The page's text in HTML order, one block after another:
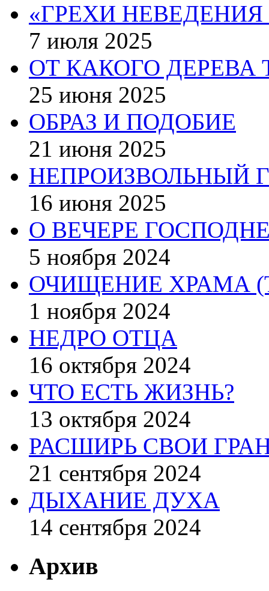
«ГРЕХИ
7 июля 2025
ОТ КАКОГО ДЕРЕВА
25 июня 2025
ОБРАЗ И ПОДОБИЕ
21 июня 2025
НЕПРОИЗВОЛЬНЫЙ
16 июня 2025
О ВЕЧЕРЕ
5 ноября 2024
ОЧИЩЕНИЕ ХРАМА
1 ноября 2024
НЕДРО ОТЦА
16 октября 2024
ЧТО ЕСТЬ ЖИЗНЬ?
13 октября 2024
РАСШИРЬ СВОИ
21 сентября 2024
ДЫХАНИЕ ДУХА
14 сентября 2024
Архив